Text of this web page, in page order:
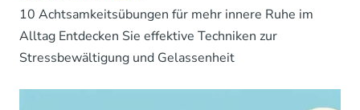
10 Achtsamkeitsübungen für mehr innere Ruhe im
Alltag Entdecken Sie effektive Techniken zur
Stressbewältigung und Gelassenheit